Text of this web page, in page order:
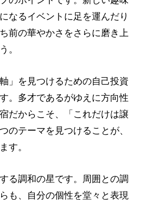
なるイベントに足を運んだり
前の華やかさをさらに磨き上
。
」を見つけるための自己投資
。多才であるがゆえに方向性
だからこそ、「これだけは譲
のテーマを見つけることが、
す。
る調和の星です。周囲との調
も、自分の個性を堂々と表現